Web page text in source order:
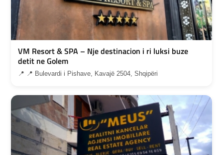
VM Resort & SPA – Nje destinacion i ri luksi buze
detit ne Golem
📍 📍 Bulevardi i Pishave, Kavajë 2504, Shqipëri